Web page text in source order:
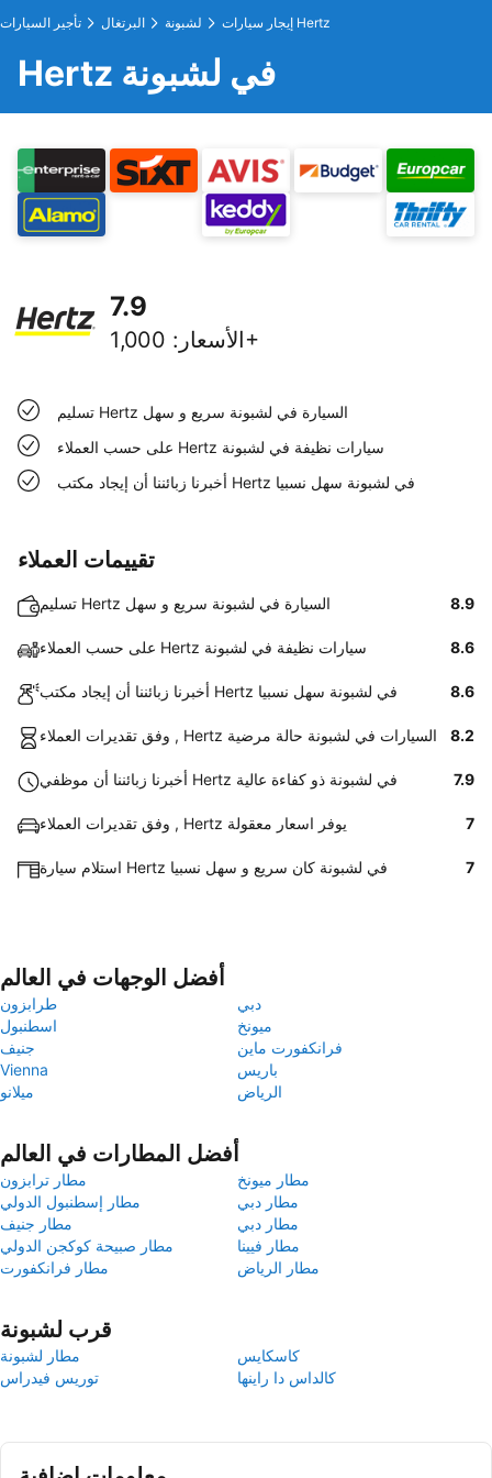
تأجير السيارات البرتغال لشبونة إيجار سيارات Hertz
Hertz في لشبونة
7.9
الأسعار : 1,000+
تسليم Hertz السيارة في لشبونة سريع و سهل
على حسب العملاء Hertz سيارات نظيفة في لشبونة
أخبرنا زبائننا أن إيجاد مكتب Hertz في لشبونة سهل نسبيا
تقييمات العملاء
تسليم Hertz السيارة في لشبونة سريع و سهل 8.9
على حسب العملاء Hertz سيارات نظيفة في لشبونة 8.6
أخبرنا زبائننا أن إيجاد مكتب Hertz في لشبونة سهل نسبيا 8.6
وفق تقديرات العملاء , Hertz السيارات في لشبونة حالة مرضية 8.2
أخبرنا زبائننا أن موظفي Hertz في لشبونة ذو كفاءة عالية 7.9
وفق تقديرات العملاء , Hertz يوفر اسعار معقولة 7
استلام سيارة Hertz في لشبونة كان سريع و سهل نسبيا 7
أفضل الوجهات في العالم
طرابزون
دبي
اسطنبول
ميونخ
جنيف
فرانكفورت ماين
Vienna
باريس
ميلانو
الرياض
أفضل المطارات في العالم
مطار ترابزون
مطار ميونخ
مطار إسطنبول الدولي
مطار دبي
مطار جنيف
مطار دبي
مطار صبيحة كوكجن الدولي
مطار فيينا
مطار فرانكفورت
مطار الرياض
قرب لشبونة
مطار لشبونة
كاسكايس
توريس فيدراس
كالداس دا راينها